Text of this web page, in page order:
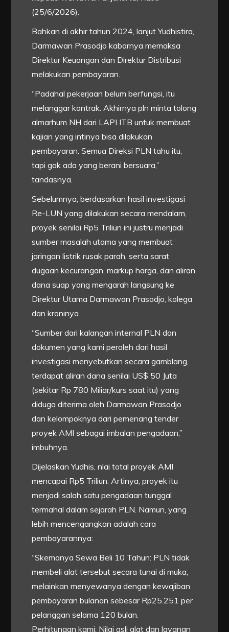
(25/6/2026).
Bahkan di akhir tahun 2024, lanjut Yudhistira,
Darmawan Prasodjo kabarnya memaksa
Direktur Keuangan dan Direktur Distribusi
melakukan pembayaran.
“Padahal pekerjaan belum berfungsi, itu
melanggar kontrak. Akhirnya pln minta tolong
almarhum NH dari LAPI ITB untuk membuat
kajian yang intinya bisa dilakukan
pembayaran. Semua Direksi PLN tahu itu,
tapi gak ada yang berani bersuara,”
tandasnya.
Sebelumnya, berdasarkan hasil investigasi
Re-LUN yang dilakukan secara mendalam,
proyek senilai Rp5 Triliun ini justru menjadi
sumber masalah utama yang membuat
jaringan listrik rusak parah, serta sarat
dugaan kecurangan, markup harga, dan aliran
dana suap yang mengarah langsung ke
Direktur Utama Darmawan Prasodjo, kolega
dan kroninya.
“Sumber dari kalangan internal PLN dan
dokumen yang kami peroleh dari hasil
investigasi menyebutkan secara gamblang,
terdapat aliran dana senilai US$ 50 Juta
(sekitar Rp 780 Miliar/kurs saat itu) yang
diduga diterima oleh Darmawan Prasodjo
dan kelompoknya dari pemenang tender
proyek AMI sebagai imbalan pengadaan,”
imbuhnya.
Dijelaskan Yudhis, nlai total proyek AMI
mencapai Rp5 Triliun. Artinya, proyek itu
menjadi salah satu pengadaan tunggal
termahal dalam sejarah PLN. Namun, yang
lebih mencengangkan adalah cara
pembayarannya:
“Skemanya Sewa Beli 10 Tahun: PLN tidak
membeli alat tersebut secara tunai di muka,
melainkan menyewanya dengan kewajiban
pembayaran bulanan sebesar Rp25.251 per
pelanggan selama 120 bulan.
Perhitungan kami: Nilai asli alat dan layanan